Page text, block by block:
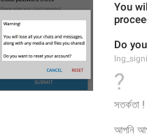
You
Do
?
সতর্কতা !
আপনি